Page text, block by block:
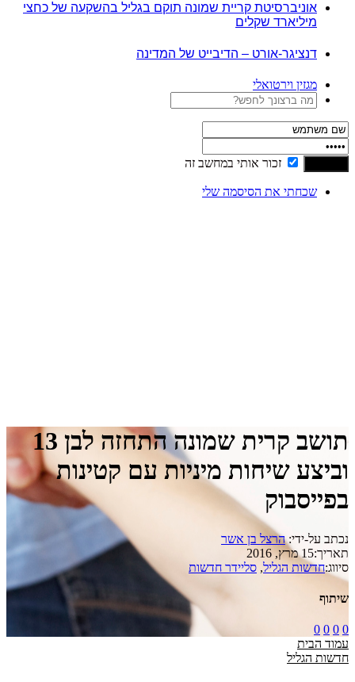
אוניברסיטת קריית שמונה תוקם בגליל בהשקעה של כחצי
מיליארד שקלים
דנציגר-אורט – הדיבייט של המדינה
מגזין וירטואלי
זכור אותי במחשב זה
שכחתי את הסיסמה שלי
תושב קרית שמונה התחזה לבן 13
וביצע שיחות מיניות עם קטינות
בפייסבוק
נכתב על-ידי:הרצל בן אשר
תאריך:15 מרץ, 2016
סיווג:חדשות הגליל, סליידר חדשות
שיתוף
0
0
0
0
עמוד הבית
חדשות הגליל